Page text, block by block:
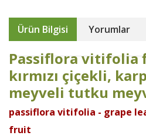
Ürün Bilgisi Yorumlar
Passiflora vitifolia
kırmızı çiçekli,
meyveli tutku
passiflora vitifolia - grape
fruit